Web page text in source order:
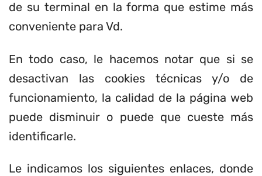
de su terminal en la forma que estime más
conveniente para Vd.
En todo caso, le hacemos notar que si se
desactivan las cookies técnicas y/o de
funcionamiento, la calidad de la página web
puede disminuir o puede que cueste más
identificarle.
Le indicamos los siguientes enlaces, donde